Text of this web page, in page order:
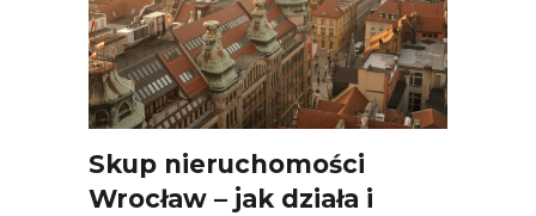
Skup nieruchomości
Wrocław – jak działa i